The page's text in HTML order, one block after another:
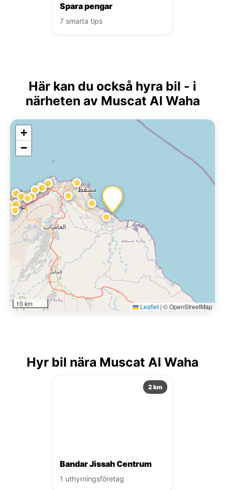
Spara pengar
7 smarta tips
Här kan du också hyra bil - i
närheten av Muscat Al Waha
+
−
10 km Leaflet | © OpenStreetMap
Hyr bil nära Muscat Al Waha
2 km
Bandar Jissah Centrum
1 uthyrningsföretag